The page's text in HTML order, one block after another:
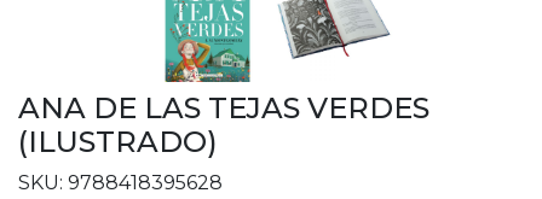
ANA DE LAS TEJAS VERDES
(ILUSTRADO)
SKU: 9788418395628